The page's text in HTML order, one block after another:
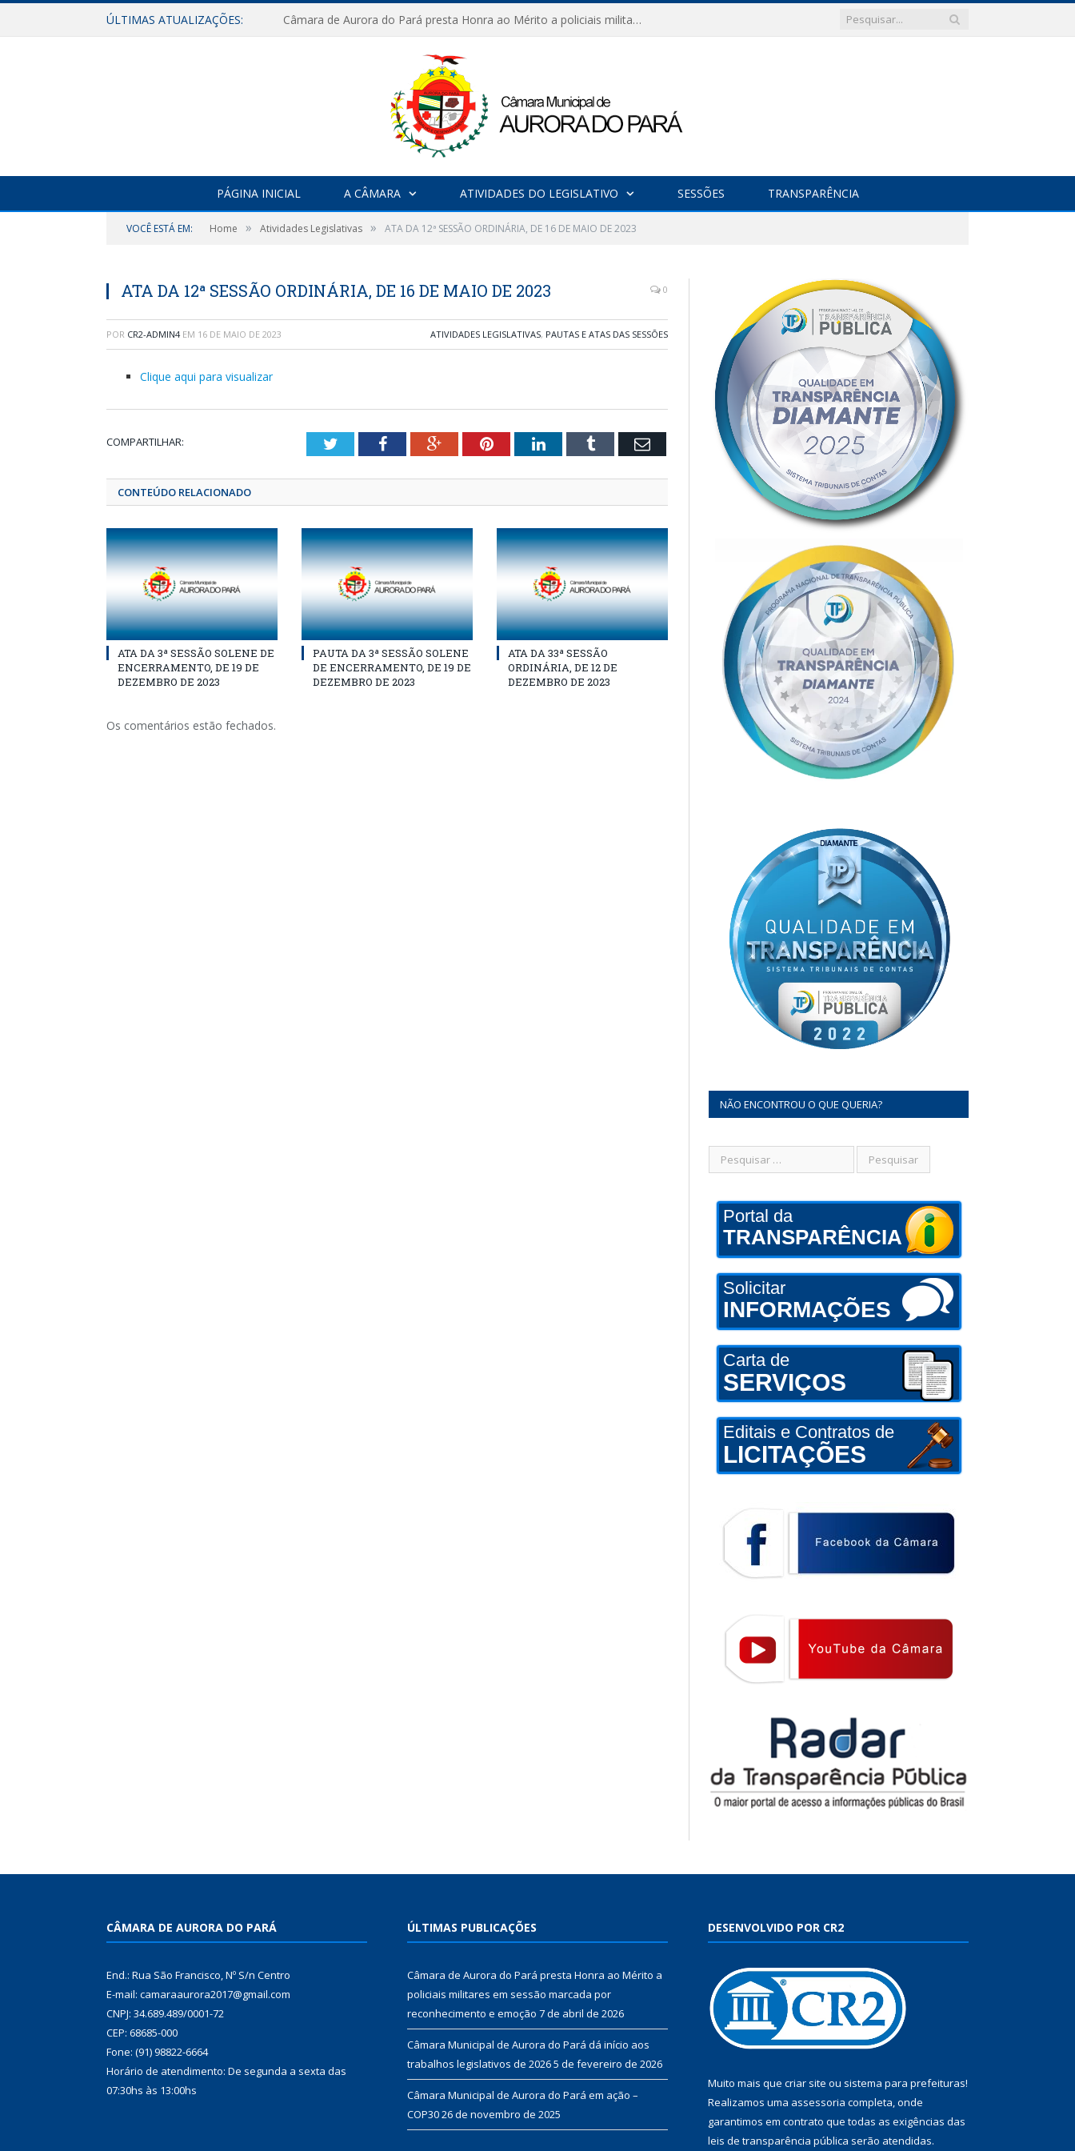
ÚLTIMAS ATUALIZAÇÕES: Câmara de Aurora do Pará presta Honra ao Mérito a policiais militares em sessão marcada por reconhecimento e emoção
PÁGINA INICIAL A CÂMARA ATIVIDADES DO LEGISLATIVO SESSÕES TRANSPARÊNCIA
VOCÊ ESTÁ EM: Home » Atividades Legislativas » ATA DA 12ª SESSÃO ORDINÁRIA, DE 16 DE MAIO DE 2023
ATA DA 12ª SESSÃO ORDINÁRIA, DE 16 DE MAIO DE 2023 0
POR CR2-ADMIN4 EM 16 DE MAIO DE 2023 ATIVIDADES LEGISLATIVAS, PAUTAS E ATAS DAS SESSÕES
Clique aqui para visualizar
COMPARTILHAR: TwitterFacebookGoogle+PinterestLinkedInTumblr Email
CONTEÚDO RELACIONADO
ATA DA 3ª SESSÃO SOLENE DE
ENCERRAMENTO, DE 19 DE
DEZEMBRO DE 2023
PAUTA DA 3ª SESSÃO SOLENE
DE ENCERRAMENTO, DE 19 DE
DEZEMBRO DE 2023
ATA DA 33ª SESSÃO
ORDINÁRIA, DE 12 DE
DEZEMBRO DE 2023
Os comentários estão fechados.
NÃO ENCONTROU O QUE QUERIA?
Portal da
TRANSPARÊNCIA
Solicitar
INFORMAÇÕES
Carta de
SERVIÇOS
Editais e Contratos de
LICITAÇÕES
CÂMARA DE AURORA DO PARÁ
End.: Rua São Francisco, Nº S/n Centro
E-mail: camaraaurora2017@gmail.com
CNPJ: 34.689.489/0001-72
CEP: 68685-000
Fone: (91) 98822-6664
Horário de atendimento: De segunda a sexta das
07:30hs às 13:00hs
ÚLTIMAS PUBLICAÇÕES
Câmara de Aurora do Pará presta Honra ao Mérito a
policiais militares em sessão marcada por
reconhecimento e emoção 7 de abril de 2026
Câmara Municipal de Aurora do Pará dá início aos
trabalhos legislativos de 20265 de fevereiro de 2026
Câmara Municipal de Aurora do Pará em ação –
COP3026 de novembro de 2025
DESENVOLVIDO POR CR2
Muito mais que criar site ou sistema para prefeituras!
Realizamos uma assessoria completa, onde
garantimos em contrato que todas as exigências das
leis de transparência pública serão atendidas.